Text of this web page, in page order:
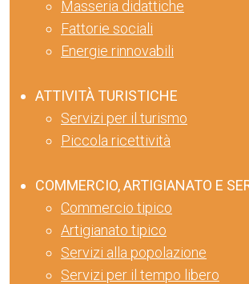
Masseria didattiche
Fattorie sociali
Energie rinnovabili
ATTIVITÀ TURISTICHE
Servizi per il turismo
Piccola ricettività
COMMERCIO, ARTIGIANATO E
Commercio tipico
Artigianato tipico
Servizi alla popolazione
Servizi per il tempo libero